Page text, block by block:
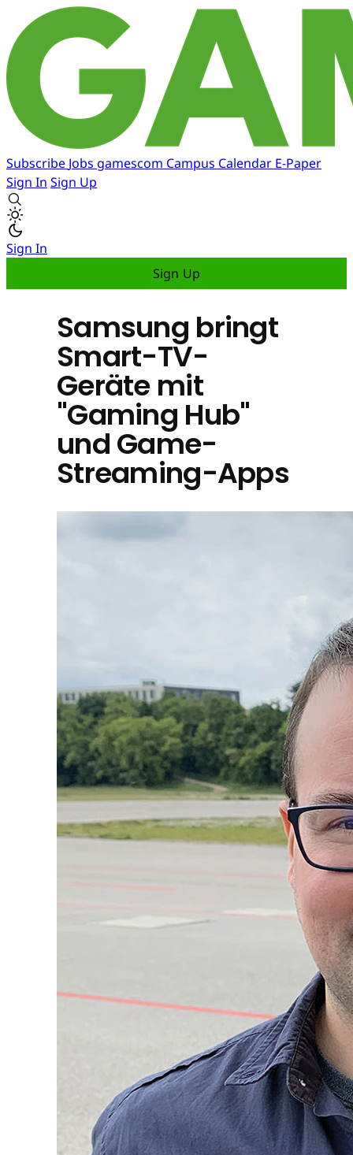
Subscribe Jobs gamescom Campus Calendar E-Paper
Sign In Sign Up
Sign In
Sign Up
Samsung bringt
Smart-TV-
Geräte mit
"Gaming Hub"
und Game-
Streaming-Apps